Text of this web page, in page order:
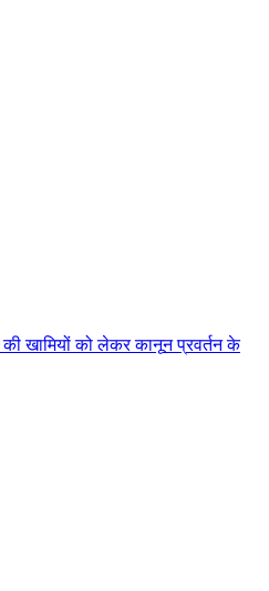
क खमय क लकर कनन परवरन क